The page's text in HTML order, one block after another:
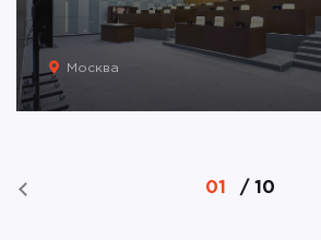
Москва
01 / 10